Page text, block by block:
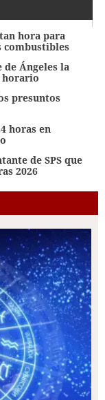
hora para
combustibles
de Ángeles la
horario
presuntos
horas en
de SPS que
2026